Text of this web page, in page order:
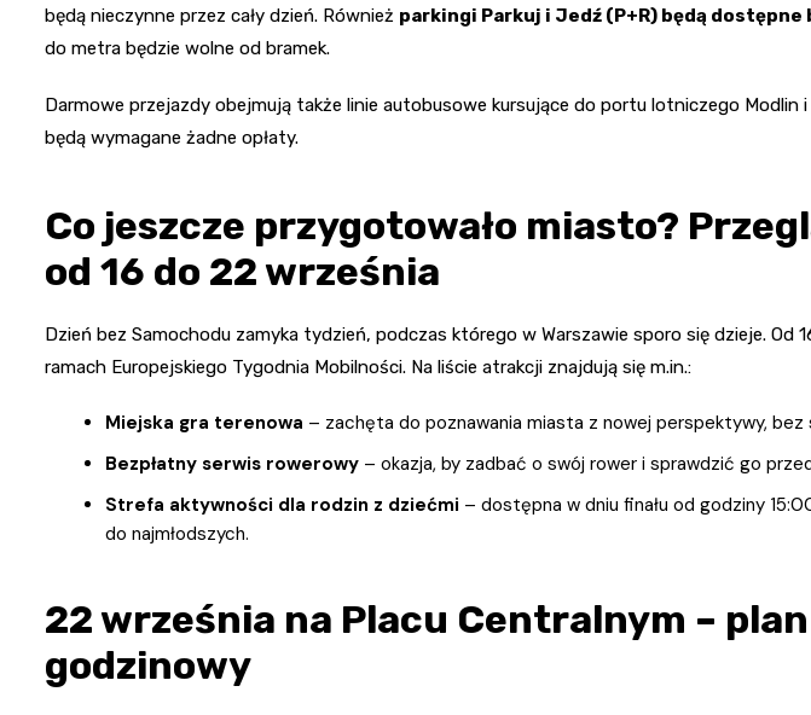
będą nieczynne przez cały dzień. Również parkingi Parkuj i Jedź (P+R) będą dostępne
do metra będzie wolne od bramek.
Darmowe przejazdy obejmują także linie autobusowe kursujące do portu lotniczego Modlin
będą wymagane żadne opłaty.
Co jeszcze przygotowało miasto?
od 16 do 22 września
Dzień bez Samochodu zamyka tydzień, podczas którego w Warszawie sporo się dzieje. Od
ramach Europejskiego Tygodnia Mobilności. Na liście atrakcji znajdują się m.in.:
Miejska gra terenowa – zachęta do poznawania miasta z nowej perspektywy, bez
Bezpłatny serwis rowerowy – okazja, by zadbać o swój rower i sprawdzić go
Strefa aktywności dla rodzin z dziećmi – dostępna w dniu finału od godziny
do najmłodszych.
22 września na Placu Centralnym –
godzinowy